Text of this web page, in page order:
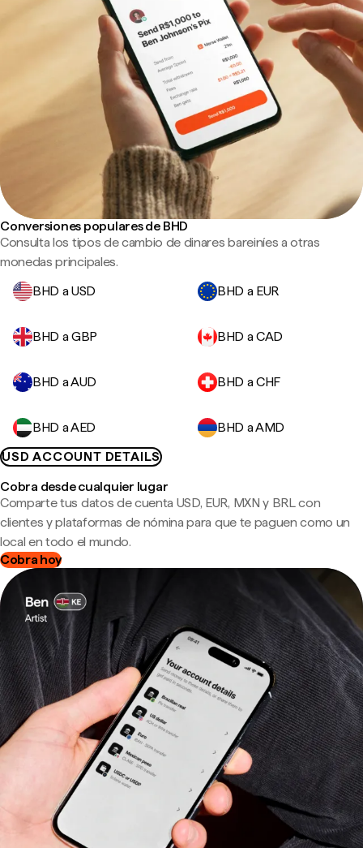
Conversiones populares de BHD
Consulta los tipos de cambio de dinares bareiníes a otras
monedas principales.
BHD a USD
BHD a EUR
BHD a GBP BHD a CAD
BHD a AUD BHD a CHF
BHD a AED
BHD a AMD
USD ACCOUNT DETAILS
Cobra desde cualquier lugar
Comparte tus datos de cuenta USD, EUR, MXN y BRL con
clientes y plataformas de nómina para que te paguen como un
local en todo el mundo.
Cobra hoy